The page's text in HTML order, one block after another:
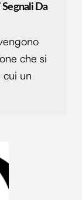
Segnali Da
che si
cui un